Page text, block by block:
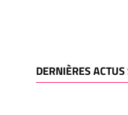
DERNIÈRES